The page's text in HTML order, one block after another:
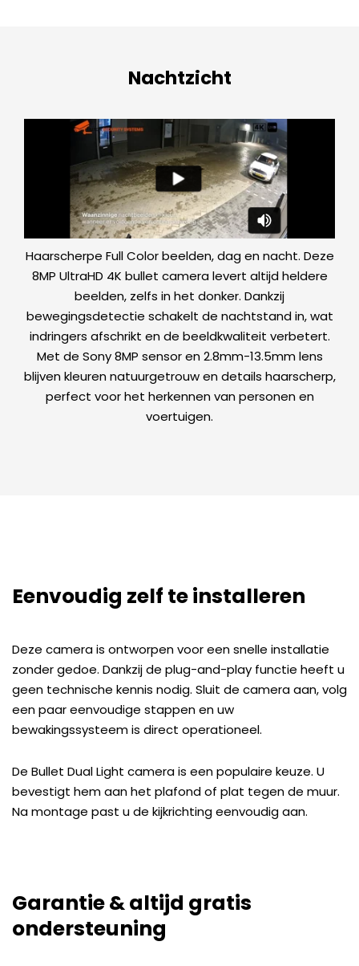
Nachtzicht
Haarscherpe Full Color beelden, dag en nacht. Deze
8MP UltraHD 4K bullet camera levert altijd heldere
beelden, zelfs in het donker. Dankzij
bewegingsdetectie schakelt de nachtstand in, wat
indringers afschrikt en de beeldkwaliteit verbetert.
Met de Sony 8MP sensor en 2.8mm-13.5mm lens
blijven kleuren natuurgetrouw en details haarscherp,
perfect voor het herkennen van personen en
voertuigen.
Eenvoudig zelf te installeren
Deze camera is ontworpen voor een snelle installatie
zonder gedoe. Dankzij de plug-and-play functie heeft u
geen technische kennis nodig. Sluit de camera aan, volg
een paar eenvoudige stappen en uw
bewakingssysteem is direct operationeel.
De Bullet Dual Light camera is een populaire keuze. U
bevestigt hem aan het plafond of plat tegen de muur.
Na montage past u de kijkrichting eenvoudig aan.
Garantie & altijd gratis
ondersteuning